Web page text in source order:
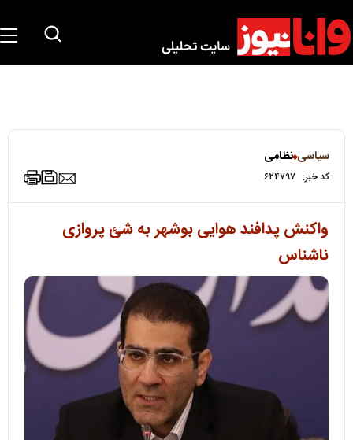
سیاسی نظامی
کد خبر: ۶۲۴۷۹۷
واکنش پدافند هوایی بوشهر به شئ پروازی
ناشناس